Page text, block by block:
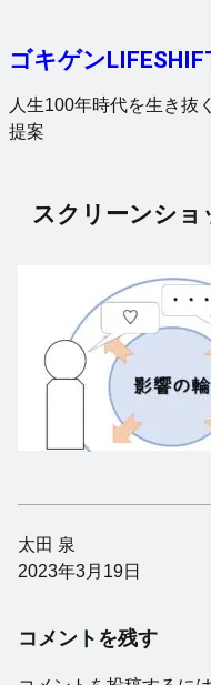
を
ス
キ
ゴキゲン
人生100年時代を生き抜
提案
スクリーンショ
太田 泉
2023年3月19日
コメントを残す